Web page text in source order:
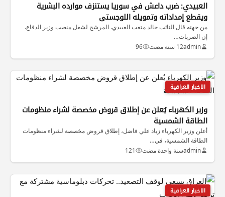
العبيدي: ضرب داعش في سوريا يستنزف موارده البشرية
ويقطع إمداداته وتمويله اللوجستي
من جهته قال النائب خالد متعب العبيدي. المرشح لشغل منصب وزير الدفاع.
إن الضربات…
admin12 سنة مضت 96
الاخبار العراقية
وزير الكهرباء يُعلن عن إطلاق قروض مخصصة لشراء منظومات
الطاقة الشمسية
أعلن وزير الكهرباء زياد علي فاضل، إطلاق قروض مخصصة لشراء منظومات
الطاقة الشمسية، في…
adminسنة واحدة مضت 121
الاخبار العراقية